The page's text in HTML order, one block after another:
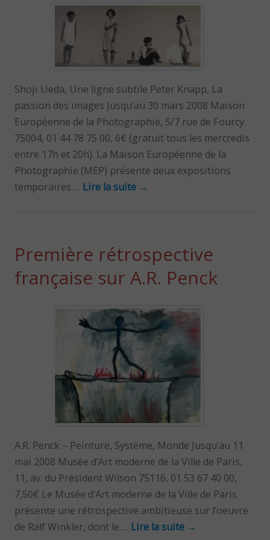
Shoji Ueda, Une ligne subtile Peter Knapp, La
passion des images Jusqu’au 30 mars 2008 Maison
Européenne de la Photographie, 5/7 rue de Fourcy
75004, 01 44 78 75 00, 6€ (gratuit tous les mercredis
entre 17h et 20h). La Maison Européenne de la
Photographie (MEP) présente deux expositions
temporaires … Lire la suite →
Première rétrospective
française sur A.R. Penck
A.R. Penck – Peinture, Système, Monde Jusqu’au 11
mai 2008 Musée d’Art moderne de la Ville de Paris,
11, av. du Président Wilson 75116, 01 53 67 40 00,
7,50€ Le Musée d’Art moderne de la Ville de Paris
présente une rétrospective ambitieuse sur l’oeuvre
de Ralf Winkler, dont le … Lire la suite →